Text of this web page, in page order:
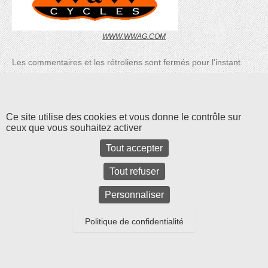
WWW.WWAG.COM
Les commentaires et les rétroliens sont fermés pour l'instant.
Parc d'activités Bel Air La Forêt - 17 rue Amélia Earhart - 78125 GAZERAN
Ce site utilise des cookies et vous donne le contrôle sur
ceux que vous souhaitez activer
Tout accepter
Tout refuser
Personnaliser
Politique de confidentialité